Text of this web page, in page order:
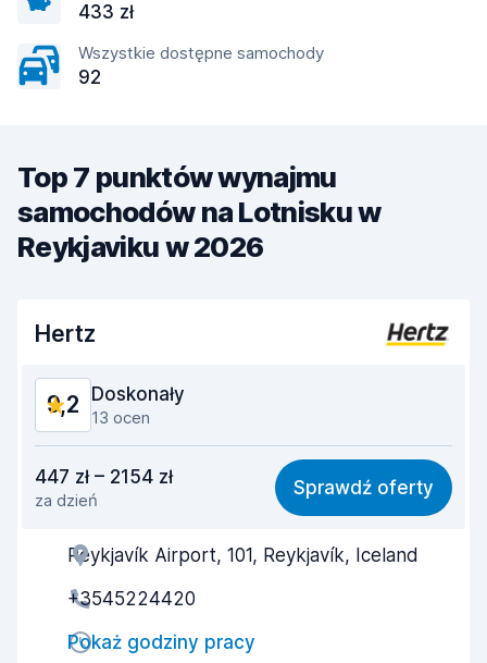
433 zł
Wszystkie dostępne samochody
92
Top 7 punktów wynajmu
samochodów na Lotnisku w
Reykjaviku w 2026
Hertz
9,2 Doskonały
13 ocen
8,7
Łatwość znalezienia 9,5
Pomocność przedstawiciela
Szybkość odbioru
Szybkość zwrotu
447 zł – 2154 zł
za dzień
Sprawdź oferty
Reykjavík Airport, 101, Reykjavík, Iceland
+3545224420
Pokaż godziny pracy